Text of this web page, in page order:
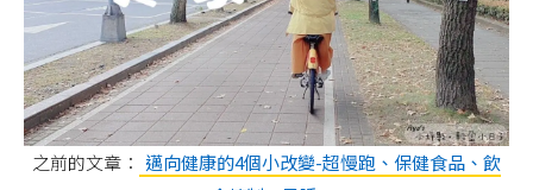
之前的文章： 邁向健康的4個小改變-超慢跑、保健食品、飲